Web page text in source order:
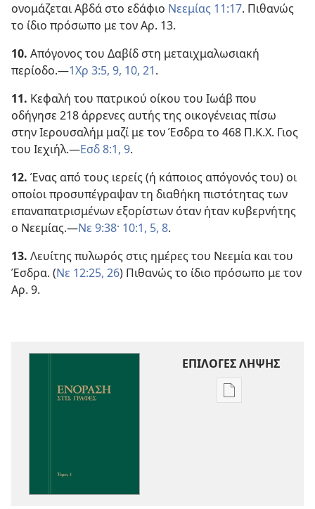
ονομάζεται Αβδά στο εδάφιο Νεεμίας 11:17. Πιθανώς
το ίδιο πρόσωπο με τον Αρ. 13.
10. Απόγονος του Δαβίδ στη μεταιχμαλωσιακή
περίοδο.—1Χρ 3:5, 9, 10, 21.
11. Κεφαλή του πατρικού οίκου του Ιωάβ που
οδήγησε 218 άρρενες αυτής της οικογένειας πίσω
στην Ιερουσαλήμ μαζί με τον Έσδρα το 468 Π.Κ.Χ. Γιος
του Ιεχιήλ.—Εσδ 8:1, 9.
12. Ένας από τους ιερείς (ή κάποιος απόγονός του) οι
οποίοι προσυπέγραψαν τη διαθήκη πιστότητας των
επαναπατρισμένων εξορίστων όταν ήταν κυβερνήτης
ο Νεεμίας.—Νε 9:38· 10:1, 5, 8.
13. Λευίτης πυλωρός στις ημέρες του Νεεμία και του
Έσδρα. (Νε 12:25, 26) Πιθανώς το ίδιο πρόσωπο με τον
Αρ. 9.
ΕΠΙΛΟΓΕΣ ΛΗΨΗΣ
Επιλογές